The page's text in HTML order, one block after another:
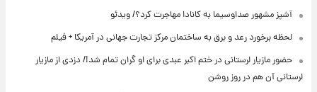
آشپز مشهور صداوسیما به کانادا مهاجرت کرد؟/ ویدئو
لحظه برخورد رعد و برق به ساختمان مرکز تجارت جهانی در آمریکا + فیلم
حضور مازیار لرستانی در ختم اکبر عبدی برای او گران تمام شد!/ دزدی از مازیار
لرستانی آن هم در روز روشن